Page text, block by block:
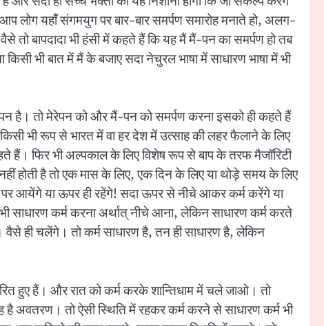
लोग यहाँ संगमयुग पर बार-बार समर्पण समारोह मनाते हो, अलग-
बापदादा भी हंसी में कहते हैं कि यह मैं मैं-पन का समर्पण हो तब
भी बात में मैं के बजाए सदा नेचुरल भाषा में साधारण भाषा में भी
है। तो मेरेपन को और मैं-पन को समर्पण करना इसको ही कहते हैं
भी रूप से भारत में वा हर देश में उत्साह की लहर फैलाने के लिए
हैं। फिर भी अल्पकाल के लिए विशेष रूप से बाप के तरफ मैजॉरिटी
होती है तो एक मास के लिए, एक दिन के लिए या थोड़े समय के लिए
पर आयेंगे या ऊपर ही रहेंगे! सदा ऊपर से नीचे आकर कर्म करेंगे या
साधारण कर्म करना अर्थात् नीचे आना, लेकिन साधारण कर्म करते
ही चलेंगे। तो कर्म साधारण है, तन ही साधारण है, लेकिन
हुए हैं। और रात को कर्म करके शान्तिधाम में चले जाओ। तो
तो ऐसी स्थिति में रहकर कर्म करने से साधारण कर्म भी